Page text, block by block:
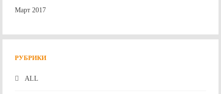
Март 2017
РУБРИКИ
ALL